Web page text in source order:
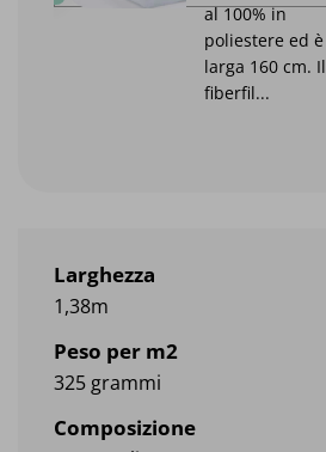
Larghezza
1,38m
Peso per m2
325 grammi
Composizione
al 100% in
poliestere ed è
larga 160 cm. Il
fiberfil...